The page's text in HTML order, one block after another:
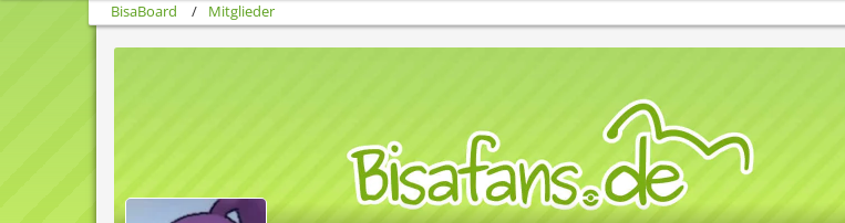
BisaBoard Mitglieder